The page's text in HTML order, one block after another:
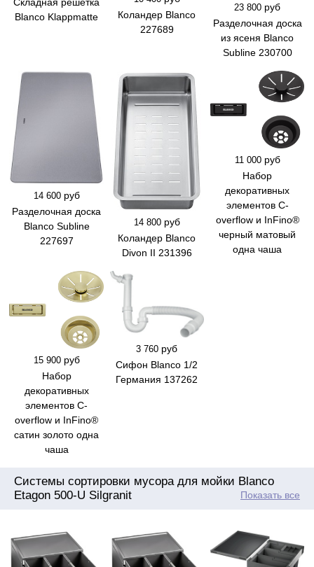
Blanco Klappmatte
Коландер Blanco
227689
23 800 руб
Разделочная доска
из ясеня Blanco
Subline 230700
14 600 руб
Разделочная доска
Blanco Subline
227697
14 800 руб
Коландер Blanco
Divon II 231396
11 000 руб
Набор
декоративных
элементов C-
overflow и InFino®
черный матовый
одна чаша
15 900 руб
Набор
декоративных
элементов C-
overflow и InFino®
сатин золото одна
чаша
3 760 руб
Сифон Blanco 1/2
Германия 137262
Системы сортировки мусора для мойки Blanco
Etagon 500-U Silgranit
Показать все